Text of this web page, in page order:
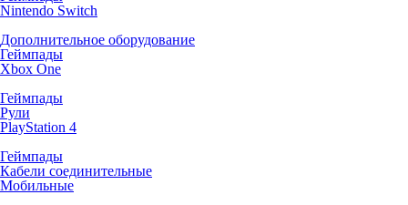
Nintendo Switch
Дополнительное оборудование
Геймпады
Xbox One
Геймпады
Рули
PlayStation 4
Геймпады
Кабели соединительные
Мобильные